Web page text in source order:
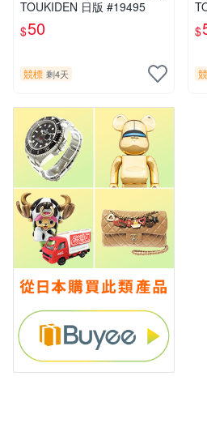
TOUKIDEN 日版 #19495
$50
競標 剩4天
$